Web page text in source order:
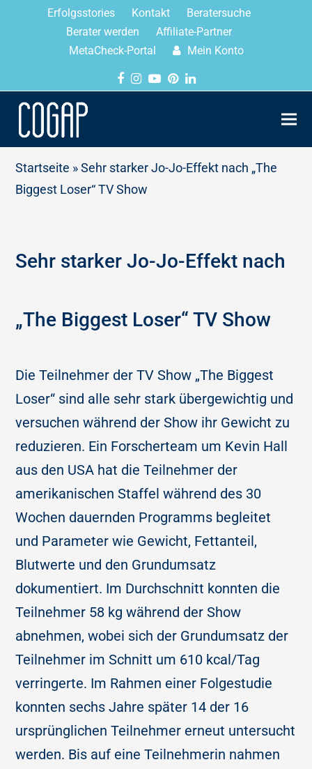
Erfolgsstories Kontakt
Beratersuche
Berater werden
Affiliate-Partner
MetaCheck-Portal
Mein Konto
Startseite »Sehr starker Jo-Jo-Effekt nach „The
Biggest Loser“ TV Show
Sehr starker Jo-Jo-Effekt nach
„The Biggest Loser“ TV Show
Die Teilnehmer der TV Show „The Biggest
Loser“ sind alle sehr stark übergewichtig und
versuchen während der Show ihr Gewicht zu
reduzieren. Ein Forscherteam um Kevin Hall
aus den USA hat die Teilnehmer der
amerikanischen Staffel während des 30
Wochen dauernden Programms begleitet
und Parameter wie Gewicht, Fettanteil,
Blutwerte und den Grundumsatz
dokumentiert. Im Durchschnitt konnten die
Teilnehmer 58 kg während der Show
abnehmen, wobei sich der Grundumsatz der
Teilnehmer im Schnitt um 610 kcal/Tag
verringerte. Im Rahmen einer Folgestudie
konnten sechs Jahre später 14 der 16
ursprünglichen Teilnehmer erneut untersucht
werden. Bis auf eine Teilnehmerin nahmen